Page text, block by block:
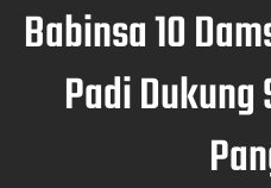
Babinsa 10
Padi